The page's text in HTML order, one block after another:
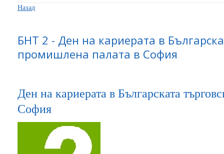
Назад
БНТ 2 - Ден на кариерата в
промишлена палата в София
Ден на кариерата в Българската
София